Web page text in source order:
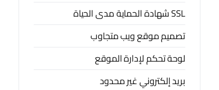
SSL شهادة الحماية مدى الحياة
تصميم موقع ويب متجاوب
لوحة تحكم لإدارة الموقع
بريد إلكتروني غير محدود